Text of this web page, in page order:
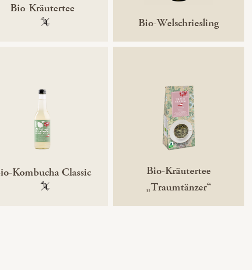
Bio-Kräutertee
100 % gentechnikfrei Bio-Welschriesling
Kombucha Classic
100 % gentechnikfrei
Bio-Kräutertee
„Traumtänzer“